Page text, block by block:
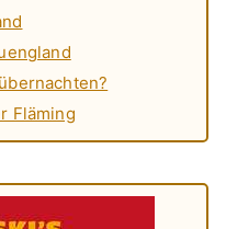
Fläming